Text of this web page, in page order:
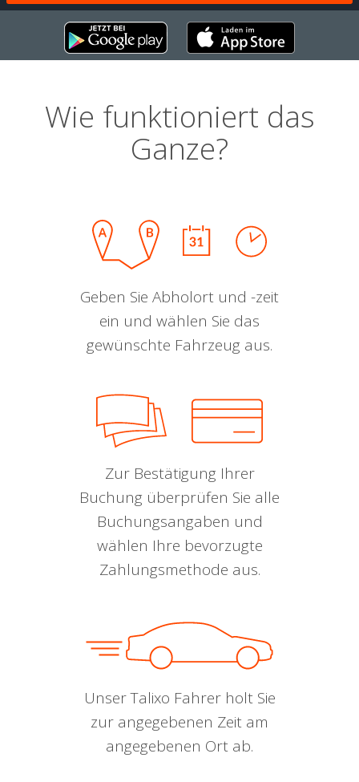
Wie funktioniert das
Ganze?
Geben Sie Abholort und -zeit
ein und wählen Sie das
gewünschte Fahrzeug aus.
Zur Bestätigung Ihrer
Buchung überprüfen Sie alle
Buchungsangaben und
wählen Ihre bevorzugte
Zahlungsmethode aus.
Unser Talixo Fahrer holt Sie
zur angegebenen Zeit am
angegebenen Ort ab.